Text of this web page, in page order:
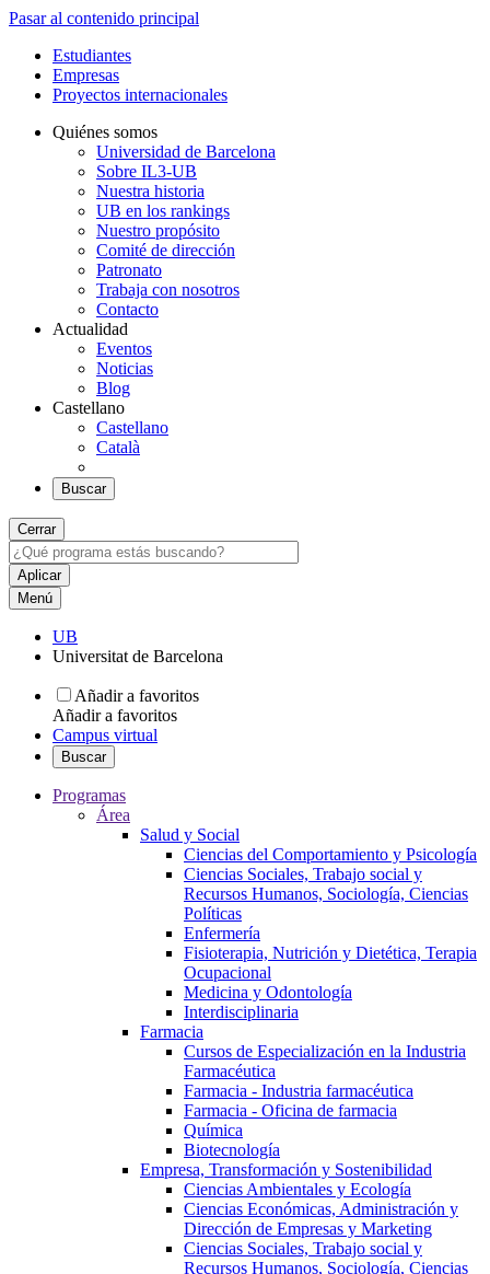
Pasar al contenido principal
Estudiantes
Empresas
Proyectos internacionales
Quiénes somos
Universidad de Barcelona
Sobre IL3-UB
Nuestra historia
UB en los rankings
Nuestro propósito
Comité de dirección
Patronato
Trabaja con nosotros
Contacto
Actualidad
Eventos
Noticias
Blog
Castellano
Castellano
Català
Buscar
Cerrar
Menú
UB
Universitat de Barcelona
Añadir a favoritos
Añadir a favoritos
Campus virtual
Buscar
Programas
Área
Salud y Social
Ciencias del Comportamiento y Psicología
Ciencias Sociales, Trabajo social y
Recursos Humanos, Sociología, Ciencias
Políticas
Enfermería
Fisioterapia, Nutrición y Dietética, Terapia
Ocupacional
Medicina y Odontología
Interdisciplinaria
Farmacia
Cursos de Especialización en la Industria
Farmacéutica
Farmacia - Industria farmacéutica
Farmacia - Oficina de farmacia
Química
Biotecnología
Empresa, Transformación y Sostenibilidad
Ciencias Ambientales y Ecología
Ciencias Económicas, Administración y
Dirección de Empresas y Marketing
Ciencias Sociales, Trabajo social y
Recursos Humanos, Sociología, Ciencias